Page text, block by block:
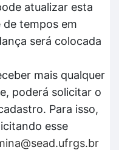
atualizar esta
de tempos em
será colocada
mais qualquer
poderá solicitar o
Para isso,
esse